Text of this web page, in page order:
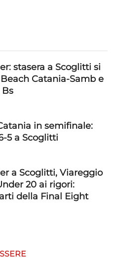
stasera a Scoglitti si
Catania-Samb e
in semifinale:
5 a Scoglitti
a Scoglitti, Viareggio
20 ai rigori:
della Final Eight